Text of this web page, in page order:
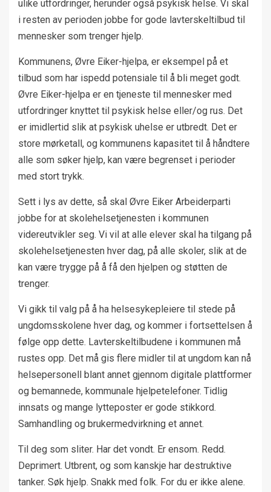
ulike utfordringer, herunder også psykisk helse. Vi skal
i resten av perioden jobbe for gode lavterskeltilbud til
mennesker som trenger hjelp.
Kommunens, Øvre Eiker-hjelpa, er eksempel på et
tilbud som har ispedd potensiale til å bli meget godt.
Øvre Eiker-hjelpa er en tjeneste til mennesker med
utfordringer knyttet til psykisk helse eller/og rus. Det
er imidlertid slik at psykisk uhelse er utbredt. Det er
store mørketall, og kommunens kapasitet til å håndtere
alle som søker hjelp, kan være begrenset i perioder
med stort trykk.
Sett i lys av dette, så skal Øvre Eiker Arbeiderparti
jobbe for at skolehelsetjenesten i kommunen
videreutvikler seg. Vi vil at alle elever skal ha tilgang på
skolehelsetjenesten hver dag, på alle skoler, slik at de
kan være trygge på å få den hjelpen og støtten de
trenger.
Vi gikk til valg på å ha helsesykepleiere til stede på
ungdomsskolene hver dag, og kommer i fortsettelsen å
følge opp dette. Lavterskeltilbudene i kommunen må
rustes opp. Det må gis flere midler til at ungdom kan nå
helsepersonell blant annet gjennom digitale plattformer
og bemannede, kommunale hjelpetelefoner. Tidlig
innsats og mange lytteposter er gode stikkord.
Samhandling og brukermedvirkning et annet.
Til deg som sliter. Har det vondt. Er ensom. Redd.
Deprimert. Utbrent, og som kanskje har destruktive
tanker. Søk hjelp. Snakk med folk. For du er ikke alene.